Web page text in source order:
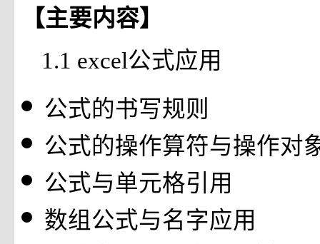
【主要内容】
1.1 excel公式应用
公式的书写规则
公式的操作算符与操作对
公式与单元格引用
数组公式与名字应用